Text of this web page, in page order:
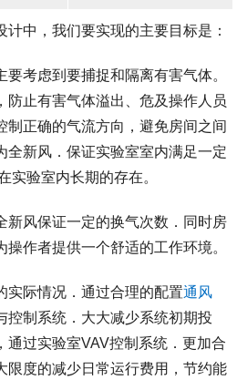
计中，我们要实现的主要目标是：
考虑到要捕捉和隔离有害气体。
防止有害气体溢出、危及操作人员
制正确的气流方向，避免房间之间
全新风．保证实验室室内满足一定
实验室内长期的存在。
新风保证一定的换气次数．同时房
作者提供一个舒适的工作环境。
实际情况．通过合理的配置通风
控制系统．大大减少系统初期投
通过实验室VAV控制系统．更加合
限度的减少日常运行费用，节约能